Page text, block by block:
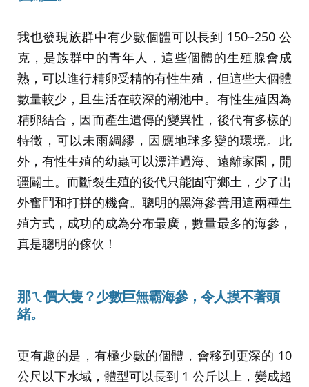
我也發現族群中有少數個體可以長到 150~250 公
克，是族群中的青年人，這些個體的生殖腺會成
熟，可以進行精卵受精的有性生殖，但這些大個體
數量較少，且生活在較深的潮池中。有性生殖因為
精卵結合，因而產生遺傳的變異性，後代有多樣的
特徵，可以未雨綢繆，因應地球多變的環境。此
外，有性生殖的幼蟲可以漂洋過海、遠離家園，開
疆闢土。而斷裂生殖的後代只能固守鄉土，少了出
外奮鬥和打拼的機會。聰明的黑海參善用這兩種生
殖方式，成功的成為分布最廣，數量最多的海參，
真是聰明的傢伙！
那ㄟ價大隻？少數巨無霸海參，令人摸不著頭
緒。
更有趣的是，有極少數的個體，會移到更深的 10
公尺以下水域，體型可以長到 1 公斤以上，變成超